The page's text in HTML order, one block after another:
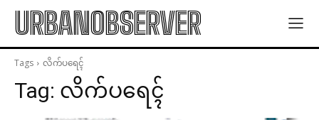
URBANOBSERVER
Tags လိက်ပရေၚ်
Tag: လိက်ပရေၚ်